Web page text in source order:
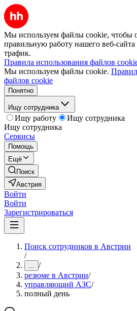
Мы используем файлы cookie, чтобы
правильную работу нашего веб-сайта
трафик.
Правила использования файлов
Мы используем файлы cookie.
файлов cookie
Понятно
Ищу сотрудника
Ищу работу
Ищу сотрудника
Ищу сотрудника
Сервисы
Помощь
Ещё
Поиск
Австрия
Войти
Войти
Зарегистрироваться
Поиск сотрудников в Австрии
/
... /
резюме в Австрии/
управляющий АЗС/
полный день